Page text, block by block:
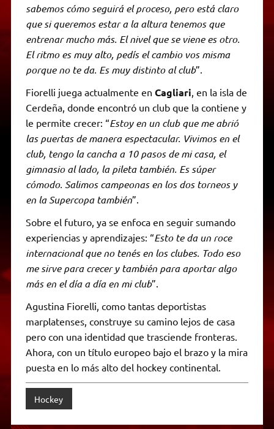
sabemos cómo seguirá el proceso, pero está claro
que si queremos estar a la altura tenemos que
entrenar mucho más. El nivel que se viene es otro.
El ritmo es muy alto, pedís el cambio vos misma
porque no te da. Es muy distinto al club”.
Fiorelli juega actualmente en Cagliari , en la isla de
Cerdeña, donde encontró un club que la contiene y
le permite crecer: “Estoy en un club que me abrió
las puertas de manera espectacular. Vivimos en el
club, tengo la cancha a 10 pasos de mi casa, el
gimnasio al lado, la pileta también. Es súper
cómodo. Salimos campeonas en los dos torneos y
en la Supercopa también”.
Sobre el futuro, ya se enfoca en seguir sumando
experiencias y aprendizajes: “Esto te da un roce
internacional que no tenés en los clubes. Todo eso
me sirve para crecer y también para aportar algo
más en el día a día en mi club”.
Agustina Fiorelli, como tantas deportistas
marplatenses, construye su camino lejos de casa
pero con una identidad que trasciende fronteras.
Ahora, con un título europeo bajo el brazo y la mira
puesta en lo más alto del hockey continental.
Hockey